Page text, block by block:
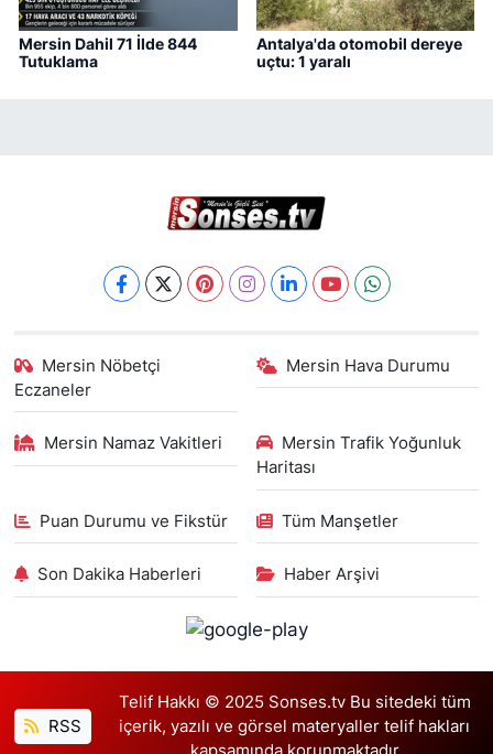
Mersin Dahil 71 İlde 844
Tutuklama
Antalya'da otomobil dereye
uçtu: 1 yaralı
Mersin Nöbetçi
Eczaneler
Mersin Hava Durumu
Mersin Namaz Vakitleri
Mersin Trafik Yoğunluk
Haritası
Puan Durumu ve Fikstür Tüm Manşetler
Son Dakika Haberleri Haber Arşivi
RSS
Telif Hakkı © 2025 Sonses.tv Bu sitedeki tüm
içerik, yazılı ve görsel materyaller telif hakları